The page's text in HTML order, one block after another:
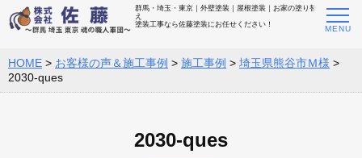
群馬・埼玉・東京｜外壁塗装｜屋根塗装｜お家の塗り替
え
塗装工事なら佐藤塗装にお任せください！
HOME > お客様の声＆施工事例 > 施工事例 > 埼玉県熊谷市Ｍ様 >
2030-ques
2030-ques